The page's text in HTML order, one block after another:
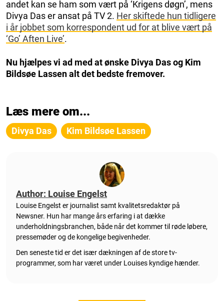
andet kan se ham som vært på ‘Krigens døgn’, mens
Divya Das er ansat på TV 2. Her skiftede hun tidligere
i år jobbet som korrespondent ud for at blive vært på
‘Go’ Aften Live’.
Nu hjælpes vi ad med at ønske Divya Das og Kim
Bildsøe Lassen alt det bedste fremover.
Læs mere om...
Divya Das Kim Bildsøe Lassen
Author: Louise Engelst
Louise Engelst er journalist samt kvalitetsredaktør på
Newsner. Hun har mange års erfaring i at dække
underholdningsbranchen, både når det kommer til røde løbere,
pressemøder og de kongelige begivenheder.
Den seneste tid er det især dækningen af de store tv-
programmer, som har været under Louises kyndige hænder.